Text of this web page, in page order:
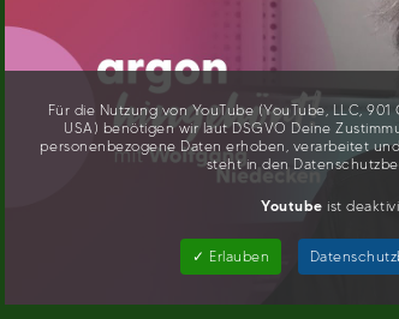
Für die Nutzung von YouTube (YouTube, LLC,
USA) benötigen wir laut DSGVO Deine
personenbezogene Daten erhoben, verarbeitet
steht in den
Youtube ist
✓ Erlauben